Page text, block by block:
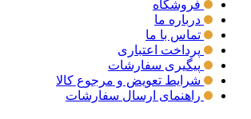
فروشگاه
درباره ما
تماس با ما
پرداخت اعتباری
پیگیری سفارشات
شرایط تعویض و مرجوع کالا
راهنمای ارسال سفارشات